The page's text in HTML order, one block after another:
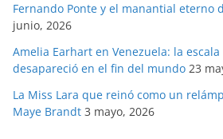
Fernando Ponte y el manantial eterno
junio, 2026
Amelia Earhart en Venezuela: la
desapareció en el fin del mundo 23
La Miss Lara que reinó como un
Maye Brandt 3 mayo, 2026